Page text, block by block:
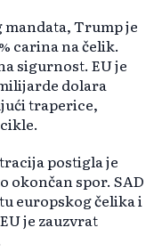
mandata, Trump je
carina na čelik.
sigurnost. EU je
dolara
traperice,
postigla je
okončan spor. SAD
europskog čelika i
je zauzvrat